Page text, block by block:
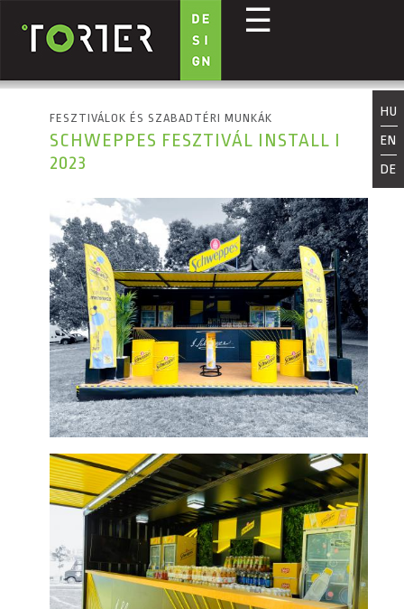
Ugrás a tartalomra
☰
HU
EN
DE
FESZTIVÁLOK ÉS SZABADTÉRI MUNKÁK
SCHWEPPES FESZTIVÁL INSTALL I
2023